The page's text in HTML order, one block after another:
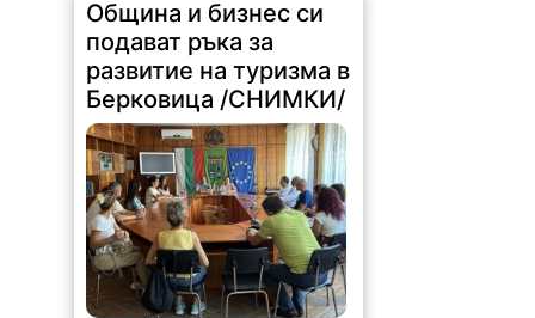
Община и бизнес си
подават ръка за
развитие на туризма в
Берковица /СНИМКИ/